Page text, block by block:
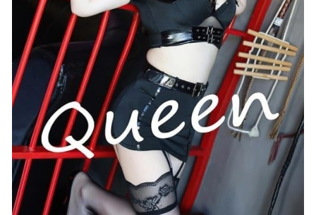
[122P4V-315MB]
2024-11-09
雪晴Astra – NO.055 原神 甘雨原创内衣 [45P1V-1.45GB]
2024-07-27
洛璃LoLiSAMA – NO.010 吉他妹妹[73P/606MB] 2022-05-06